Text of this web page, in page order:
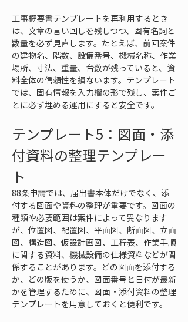
工事概要書テンプレートを再利用するとき
は、文章の言い回しを残しつつ、固有名詞と
数量を必ず見直します。たとえば、前回案件
の建物名、階数、設備番号、機械名称、作業
場所、寸法、重量、台数が残っていると、資
料全体の信頼性を損ないます。テンプレート
では、固有情報を入力欄の形で残し、案件ご
とに必ず埋める運用にすると安全です。
テンプレート5：図面・添
付資料の整理テンプレー
ト
88条申請では、届出書本体だけでなく、添
付する図面や資料の整理が重要です。図面の
種類や必要範囲は案件によって異なります
が、位置図、配置図、平面図、断面図、立面
図、構造図、仮設計画図、工程表、作業手順
に関する資料、機械設備の仕様資料などが関
係することがあります。どの図面を添付する
か、どの版を使うか、図面番号と日付が最新
かを管理するために、図面・添付資料の整理
テンプレートを用意しておくと便利です。